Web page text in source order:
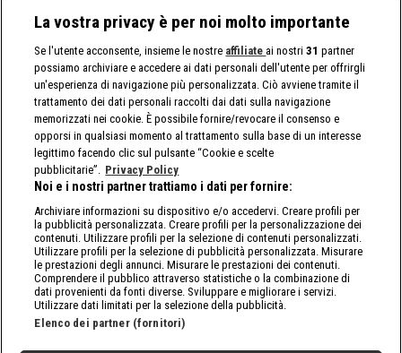
La vostra privacy è per noi molto importante
Se l'utente acconsente, insieme le nostre affiliate ai nostri31 partner
possiamo archiviare e accedere ai dati personali dell'utente per offrirgli
un'esperienza di navigazione più personalizzata. Ciò avviene tramite il
trattamento dei dati personali raccolti dai dati sulla navigazione
memorizzati nei cookie. È possibile fornire/revocare il consenso e
opporsi in qualsiasi momento al trattamento sulla base di un interesse
legittimo facendo clic sul pulsante “Cookie e scelte
pubblicitarie”. Privacy Policy
Noi e i nostri partner trattiamo i dati per fornire:
Archiviare informazioni su dispositivo e/o accedervi. Creare profili per
la pubblicità personalizzata. Creare profili per la personalizzazione dei
contenuti. Utilizzare profili per la selezione di contenuti personalizzati.
Utilizzare profili per la selezione di pubblicità personalizzata. Misurare
le prestazioni degli annunci. Misurare le prestazioni dei contenuti.
Comprendere il pubblico attraverso statistiche o la combinazione di
dati provenienti da fonti diverse. Sviluppare e migliorare i servizi.
Utilizzare dati limitati per la selezione della pubblicità.
Elenco dei partner (fornitori)